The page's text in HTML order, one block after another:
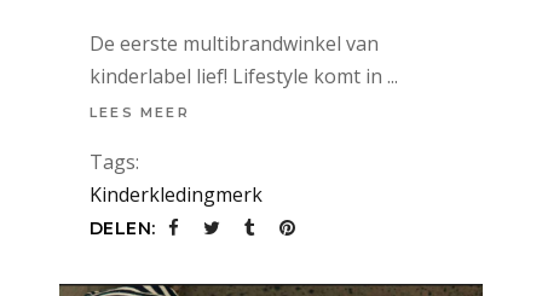
De eerste multibrandwinkel van
kinderlabel lief! Lifestyle komt in
LEES MEER
Tags:
Kinderkledingmerk
DELEN: